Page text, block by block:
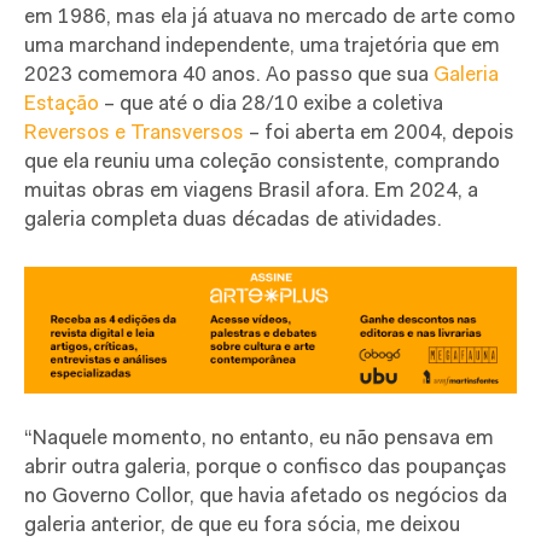
em 1986, mas ela já atuava no mercado de arte como
uma marchand independente, uma trajetória que em
2023 comemora 40 anos. Ao passo que sua Galeria
Estação – que até o dia 28/10 exibe a coletiva
Reversos e Transversos – foi aberta em 2004, depois
que ela reuniu uma coleção consistente, comprando
muitas obras em viagens Brasil afora. Em 2024, a
galeria completa duas décadas de atividades.
“Naquele momento, no entanto, eu não pensava em
abrir outra galeria, porque o confisco das poupanças
no Governo Collor, que havia afetado os negócios da
galeria anterior, de que eu fora sócia, me deixou